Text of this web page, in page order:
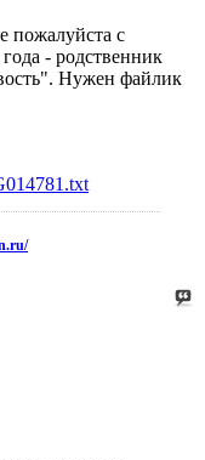
пожалуйста с
- родственник
Нужен файлик